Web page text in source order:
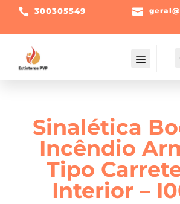
 300305549 
Sinalética
Incêndio
Tipo
Interior –